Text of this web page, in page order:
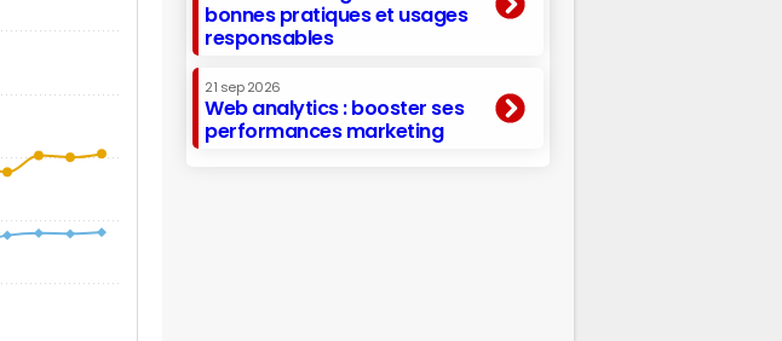
bonnes pratiques et usages
responsables
21 sep 2026
Web analytics : booster ses
performances marketing